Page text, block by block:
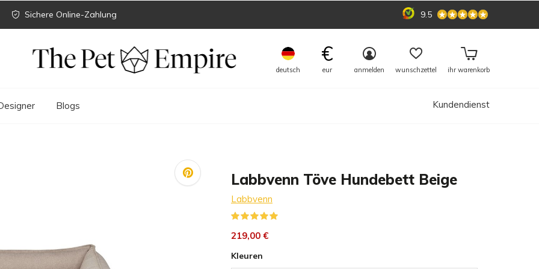
Blogs
deutsch
€
eur anmelden wunschzettel ihr warenkorb
Kundendienst
Sichere Online-Zahlung 9.5
Labbvenn Töve Hundebett Beige
Labbvenn
219,00 €
Kleuren